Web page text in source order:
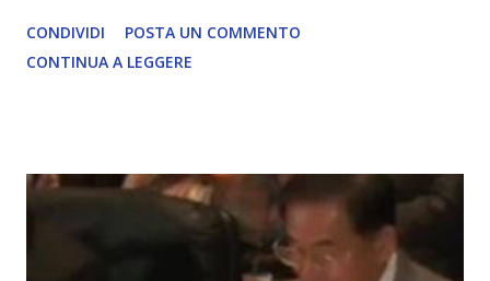
COMPLETO - fonte
CONDIVIDI
POSTA UN COMMENTO
CONTINUA A LEGGERE